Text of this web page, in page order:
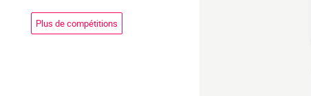
Plus de compétitions